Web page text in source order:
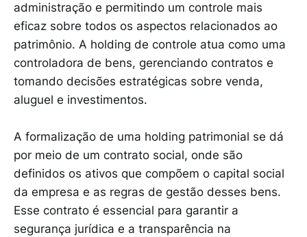
administração e permitindo um controle mais
eficaz sobre todos os aspectos relacionados ao
patrimônio. A holding de controle atua como uma
controladora de bens, gerenciando contratos e
tomando decisões estratégicas sobre venda,
aluguel e investimentos.
A formalização de uma holding patrimonial se dá
por meio de um contrato social, onde são
definidos os ativos que compõem o capital social
da empresa e as regras de gestão desses bens.
Esse contrato é essencial para garantir a
segurança jurídica e a transparência na